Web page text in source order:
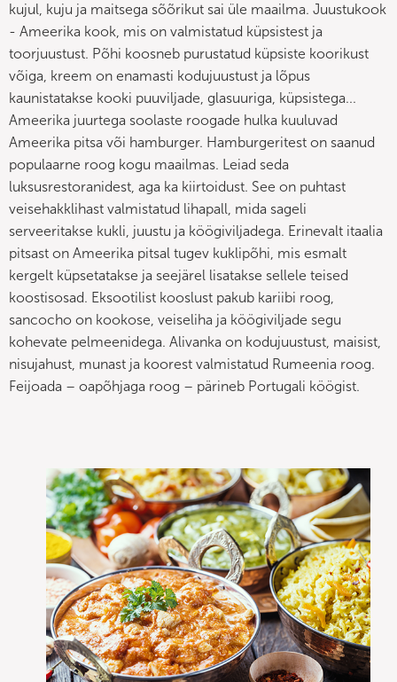
kujul, kuju ja maitsega sõõrikut sai üle maailma. Juustukook
- Ameerika kook, mis on valmistatud küpsistest ja
toorjuustust. Põhi koosneb purustatud küpsiste koorikust
võiga, kreem on enamasti kodujuustust ja lõpus
kaunistatakse kooki puuviljade, glasuuriga, küpsistega...
Ameerika juurtega soolaste roogade hulka kuuluvad
Ameerika pitsa või hamburger. Hamburgeritest on saanud
populaarne roog kogu maailmas. Leiad seda
luksusrestoranidest, aga ka kiirtoidust. See on puhtast
veisehakklihast valmistatud lihapall, mida sageli
serveeritakse kukli, juustu ja köögiviljadega. Erinevalt itaalia
pitsast on Ameerika pitsal tugev kuklipõhi, mis esmalt
kergelt küpsetatakse ja seejärel lisatakse sellele teised
koostisosad. Eksootilist kooslust pakub kariibi roog,
sancocho on kookose, veiseliha ja köögiviljade segu
kohevate pelmeenidega. Alivanka on kodujuustust, maisist,
nisujahust, munast ja koorest valmistatud Rumeenia roog.
Feijoada – oapõhjaga roog – pärineb Portugali köögist.